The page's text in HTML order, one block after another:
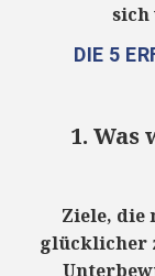
sich
DIE 5
1.
Ziele, die
glücklicher